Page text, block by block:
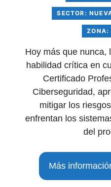
SECTOR:
ZONA:
Hoy más que nunca,
habilidad crítica en
Certificado
Ciberseguridad,
mitigar los
enfrentan los
del
Más